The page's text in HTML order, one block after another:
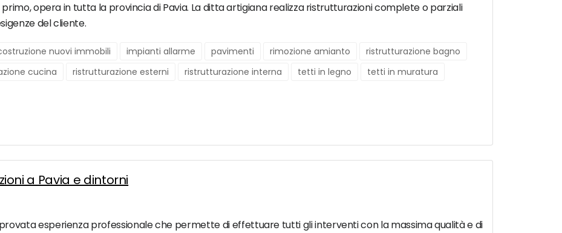
primo, opera in tutta la provincia di Pavia. La ditta artigiana realizza ristrutturazioni complete o parziali
del cliente.
nuovi immobili impianti allarme pavimenti rimozione amianto
ristrutturazione bagno
cucina ristrutturazione esterni ristrutturazione interna tetti in legno
tetti in muratura
a Pavia e dintorni
esperienza professionale che permette di effettuare tutti gli interventi con la massima qualità e di